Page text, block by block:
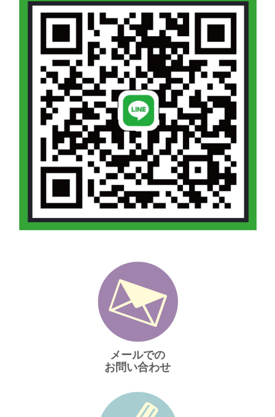
メールでの
お問い合わせ